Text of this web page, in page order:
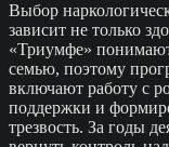
Выбор
зависит не только
«Триумфе»
семью, поэтому
включают работу с
поддержки и
трезвость. За годы